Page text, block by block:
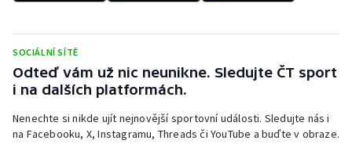
Triatlon
Vodní slalom
SOCIÁLNÍ SÍTĚ
Odteď vám už nic neunikne. Sledujte ČT sport
i na dalších platformách.
Nenechte si nikde ujít nejnovější sportovní události. Sledujte nás i
na Facebooku, X, Instagramu, Threads či YouTube a buďte v obraze.